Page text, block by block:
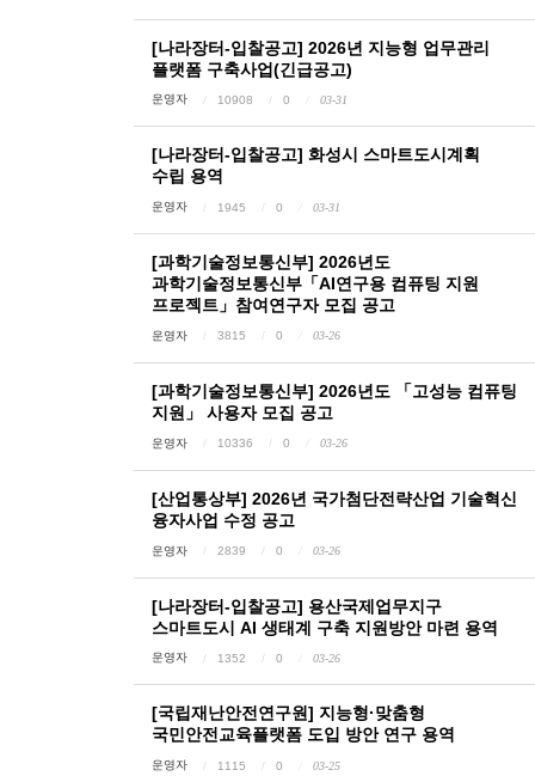
[나라장터-입찰공고] 2026년 지능형 업무관리
플랫폼 구축사업(긴급공고)
운영자 10908 0 03-31
[나라장터-입찰공고] 화성시 스마트도시계획
수립 용역
운영자 1945 0 03-31
[과학기술정보통신부] 2026년도
과학기술정보통신부「AI연구용 컴퓨팅 지원
프로젝트」참여연구자 모집 공고
운영자 3815 0 03-26
[과학기술정보통신부] 2026년도 「고성능 컴퓨팅
지원」 사용자 모집 공고
운영자 10336 0 03-26
[산업통상부] 2026년 국가첨단전략산업 기술혁신
융자사업 수정 공고
운영자 2839 0 03-26
[나라장터-입찰공고] 용산국제업무지구
스마트도시 AI 생태계 구축 지원방안 마련 용역
운영자 1352 0 03-26
[국립재난안전연구원] 지능형·맞춤형
국민안전교육플랫폼 도입 방안 연구 용역
운영자 1115 0 03-25